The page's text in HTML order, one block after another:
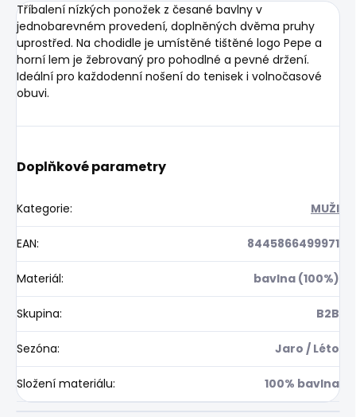
Tříbalení nízkých ponožek z česané bavlny v
jednobarevném provedení, doplněných dvěma pruhy
uprostřed. Na chodidle je umístěné tištěné logo Pepe a
horní lem je žebrovaný pro pohodlné a pevné držení.
Ideální pro každodenní nošení do tenisek i volnočasové
obuvi.
Doplňkové parametry
Kategorie: MUŽI
EAN: 8445866499971
Materiál: bavlna (100%)
Skupina: B2B
Sezóna: Jaro / Léto
Složení materiálu: 100% bavlna